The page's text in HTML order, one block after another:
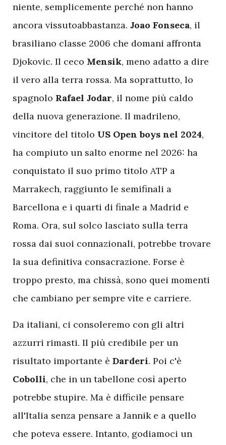
niente, semplicemente perché non hanno
ancora vissutoabbastanza. Joao Fonseca, il
brasiliano classe 2006 che domani affronta
Djokovic. Il ceco Mensik, meno adatto a dire
il vero alla terra rossa. Ma soprattutto, lo
spagnolo Rafael Jodar, il nome più caldo
della nuova generazione. Il madrileno,
vincitore del titolo US Open boys nel 2024,
ha compiuto un salto enorme nel 2026: ha
conquistato il suo primo titolo ATP a
Marrakech, raggiunto le semifinali a
Barcellona e i quarti di finale a Madrid e
Roma. Ora, sul solco lasciato sulla terra
rossa dai suoi connazionali, potrebbe trovare
la sua definitiva consacrazione. Forse è
troppo presto, ma chissà, sono quei momenti
che cambiano per sempre vite e carriere.
Da italiani, ci consoleremo con gli altri
azzurri rimasti. Il più credibile per un
risultato importante è Darderi. Poi c'è
Cobolli, che in un tabellone così aperto
potrebbe stupire. Ma è difficile pensare
all'Italia senza pensare a Jannik e a quello
che poteva essere. Intanto, godiamoci un